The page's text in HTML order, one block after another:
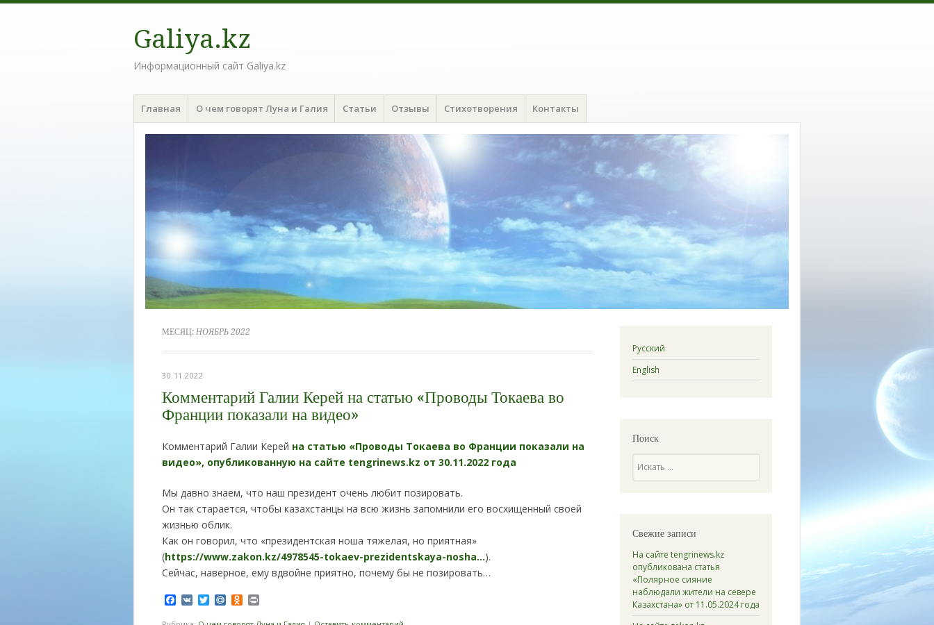
Galiya.kz
Информационный сайт Galiya.kz
Меню
Наверх
Главная О чем говорят Луна и Галия Статьи Отзывы Стихотворения Контакты
МЕСЯЦ: НОЯБРЬ 2022
30.11.2022
Комментарий Галии Керей на статью «Проводы Токаева во
Франции показали на видео»
Комментарий Галии Керей на статью «Проводы Токаева во Франции показали на
видео», опубликованную на сайте tengrinews.kz от 30.11.2022 года
Мы давно знаем, что наш президент очень любит позировать.
Он так старается, чтобы казахстанцы на всю жизнь запомнили его восхищенный своей
жизнью облик.
Как он говорил, что «президентская ноша тяжелая, но приятная»
(https://www.zakon.kz/4978545-tokaev-prezidentskaya-nosha…).
Сейчас, наверное, ему вдвойне приятно, почему бы не позировать…
Facebook
VK TwitterMail.RuOdnoklassniki
Русский
English
Поиск
Свежие записи
На сайте tengrinews.kz
опубликована статья
«Полярное сияние
наблюдали жители на севере
Казахстана» от 11.05.2024 года